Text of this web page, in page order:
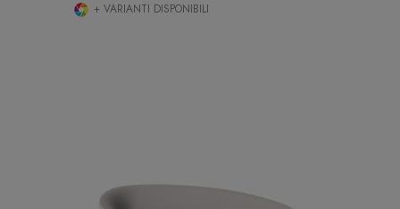
+ VARIANTI DISPONIBILI